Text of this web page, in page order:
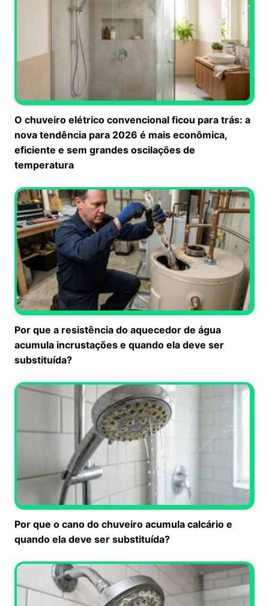
O chuveiro elétrico convencional ficou para trás: a
nova tendência para 2026 é mais econômica,
eficiente e sem grandes oscilações de
temperatura
Por que a resistência do aquecedor de água
acumula incrustações e quando ela deve ser
substituída?
Por que o cano do chuveiro acumula calcário e
quando ela deve ser substituída?